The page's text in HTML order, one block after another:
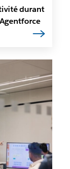
durant